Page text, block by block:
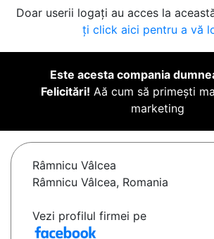
Doar userii logați au acces la
ți click aici pentru a vă
Este acesta compania
Felicitări! Aă cum să primești
marketing
Râmnicu Vâlcea
Râmnicu Vâlcea, Romania
Vezi profilul firmei pe